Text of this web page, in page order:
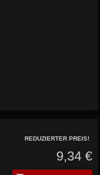
REDUZIERTER PREIS!
9,34 €